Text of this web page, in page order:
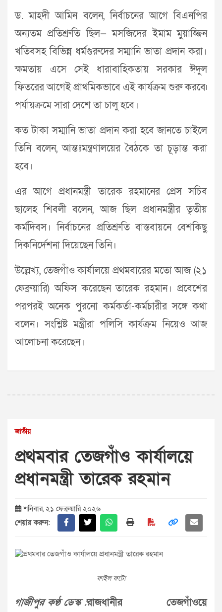
ড. মাহদী আমিন বলেন, নির্বাচনের আগে বিএনপির
অন্যতম প্রতিশ্রুতি ছিল— মসজিদের ইমাম মুয়াজ্জিন
খতিবসহ বিভিন্ন ধর্মগুরুদের সম্মানি ভাতা প্রদান করা।
ক্ষমতায় এসে সেই ধারাবাহিকতায় সরকার ঈদুল
ফিতরের আগেই প্রাথমিকভাবে এই কার্যক্রম শুরু করবে৷
পর্যায়ক্রমে সারা দেশে তা চালু হবে।
কত টাকা সম্মানি ভাতা প্রদান করা হবে জানতে চাইলে
তিনি বলেন, আন্তঃমন্ত্রণালয়ের বৈঠকে তা চূড়ান্ত করা
হবে।
এর আগে প্রধানমন্ত্রী তারেক রহমানের প্রেস সচিব
ছালেহ শিবলী বলেন, আজ ছিল প্রধানমন্ত্রীর তৃতীয়
কর্মদিবস। নির্বাচনের প্রতিশ্রুতি বাস্তবায়নে বেশকিছু
দিকনির্দেশনা দিয়েছেন তিনি।
উল্লেখ্য, তেজগাঁও কার্যালয়ে প্রথমবারের মতো আজ (২১
ফেব্রুয়ারি) অফিস করেছেন তারেক রহমান। প্রবেশের
পরপরই অনেক পুরনো কর্মকর্তা-কর্মচারীর সঙ্গে কথা
বলেন। সংশ্লিষ্ট মন্ত্রীরা পলিসি কার্যক্রম নিয়েও আজ
আলোচনা করেছেন।
জাতীয়
প্রথমবার তেজগাঁও কার্যালয়ে
প্রধানমন্ত্রী তারেক রহমান
শনিবার, ২১ ফেব্রুয়ারি ২০২৬
শেয়ার করুন:
ফাইল ফটো
গাজীপুর কণ্ঠ ডেস্ক :রাজধানীর তেজগাঁওয়ে